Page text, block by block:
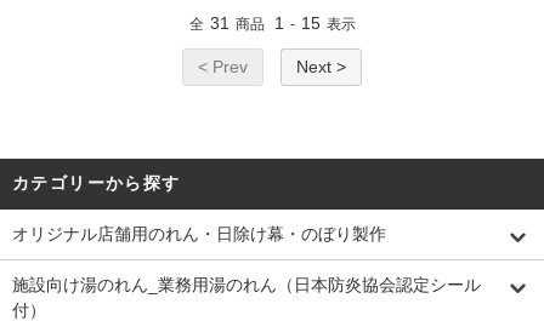
全 31 商品 1 - 15 表示
< Prev Next >
カテゴリーから探す
オリジナル店舗用のれん・日除け幕・のぼり製作
施設向け湯のれん_業務用湯のれん（日本防炎協会認定シール
付）